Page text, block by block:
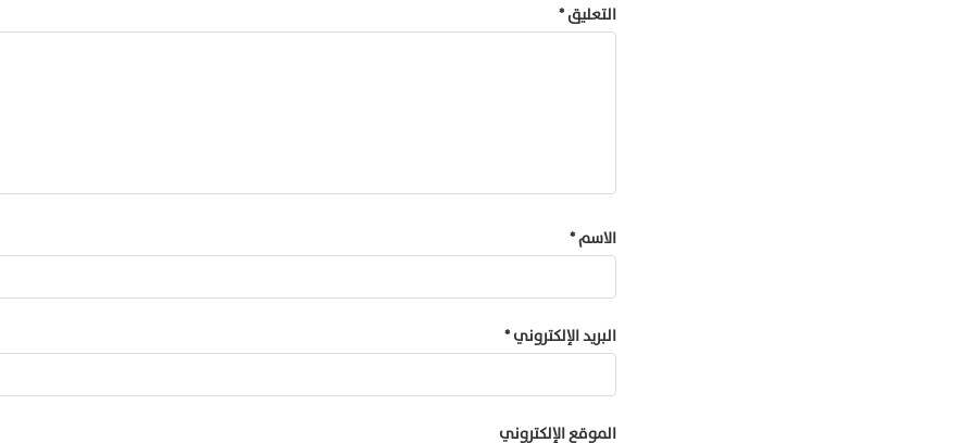
التعليق*
الاسم*
البريد الإلكتروني*
الموقع الإلكتروني